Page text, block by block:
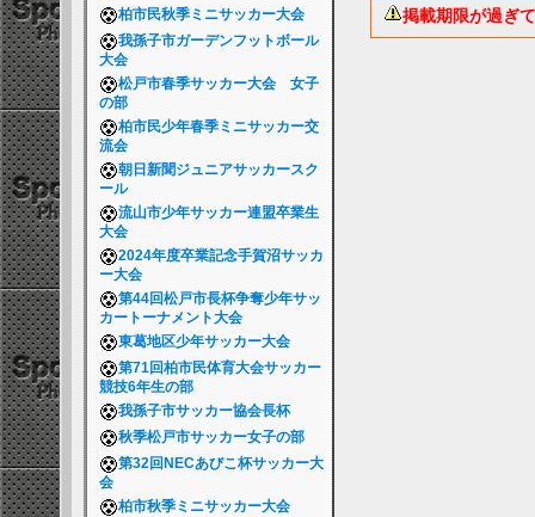
柏市民秋季ミニサッカー大会
我孫子市ガーデンフットボール
大会
松戸市春季サッカー大会 女子
の部
柏市民少年春季ミニサッカー交
流会
朝日新聞ジュニアサッカースク
ール
流山市少年サッカー連盟卒業生
大会
2024年度卒業記念手賀沼サッカ
ー大会
第44回松戸市長杯争奪少年サッ
カートーナメント大会
東葛地区少年サッカー大会
第71回柏市民体育大会サッカー
競技6年生の部
我孫子市サッカー協会長杯
秋季松戸市サッカー女子の部
第32回NECあびこ杯サッカー大
会
柏市秋季ミニサッカー大会
掲載期限が過ぎ